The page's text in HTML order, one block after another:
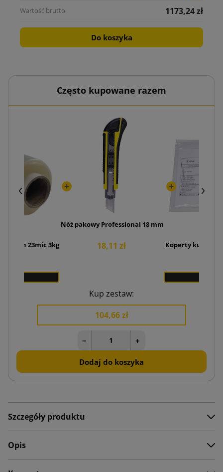
1173,24 zł
Do koszyka
Często kupowane razem
23mic 3kg
Nóż pakowy Professional 18 mm
18,11 zł Koperty
Kup zestaw:
104,66 zł
− +
Dodaj do koszyka
Szczegóły produktu
Opis